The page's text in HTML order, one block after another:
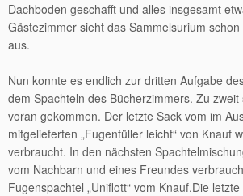
Dachboden geschafft und alles insgesamt
Gästezimmer sieht das Sammelsurium
aus.
Nun konnte es endlich zur dritten Aufgabe
dem Spachteln des Bücherzimmers. Zu
voran gekommen. Der letzte Sack vom im
mitgelieferten „Fugenfüller leicht“ von Knauf
verbraucht. In den nächsten
vom Nachbarn und eines Freundes
Fugenspachtel „Uniflott“ vom Knauf.Die